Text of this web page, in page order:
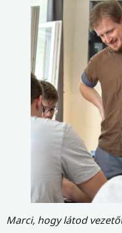
Marci, hogy látod